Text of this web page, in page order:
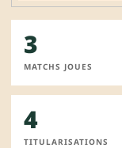
3
MATCHS JOUES
4
TITULARISATIONS